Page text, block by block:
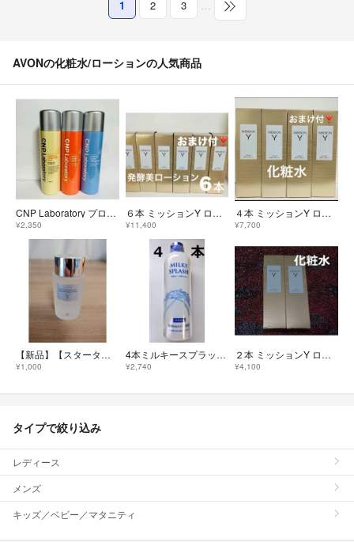
1 2 3 …
AVONの化粧水/ローションの人気商品
CNP Laboratory プロPミスト Vミスト Gミスト ミスト化粧水３本
¥2,350
６本 ミッションY ローション ハリ つや うるおい 保湿化粧水 エイボン
¥11,400
４本 ミッションY ローション ハリ つや うるおい キメ FMGミッション
¥7,700
【新品】【スターターボトル】AVON MISSION Y 化粧水 50ml
¥1,000
4本ミルキースプラッシュ 軽い感触しっとり潤い 顔・ボディに FMG＆ミッション
¥2,740
２本 ミッションY ローション ハリ つや うるおい キメ FMGミッション
¥4,100
タイプで絞り込み
レディース
メンズ
キッズ／ベビー／マタニティ